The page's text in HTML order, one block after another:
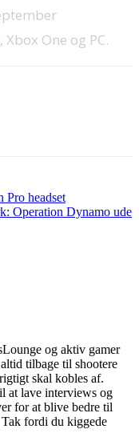
One og PC.
Pro headset
Operation Dynamo ude
og aktiv gamer
tilbage til shootere
skal kobles af.
at lave interviews og
for at blive bedre til
fordi du kiggede